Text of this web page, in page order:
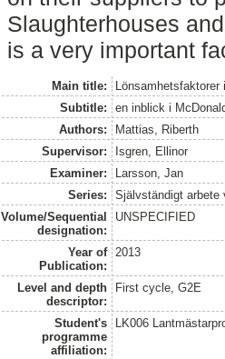
Slaughterhouses
is a very important
Main title:
Subtitle:
en inblick i
Authors:
Mattias, Riberth
Supervisor:
Isgren, Ellinor
Examiner:
Larsson, Jan
Series:
Självständigt arbete
Volume/Sequential
designation:
UNSPECIFIED
Year of
Publication:
2013
Level and depth
descriptor:
First cycle, G2E
Student's
programme
affiliation:
LK006